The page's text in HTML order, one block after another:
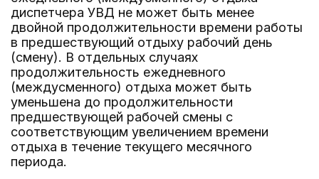
диспетчера УВД не может быть менее
двойной продолжительности времени работы
в предшествующий отдыху рабочий день
(смену). В отдельных случаях
продолжительность ежедневного
(междусменного) отдыха может быть
уменьшена до продолжительности
предшествующей рабочей смены с
соответствующим увеличением времени
отдыха в течение текущего месячного
периода.